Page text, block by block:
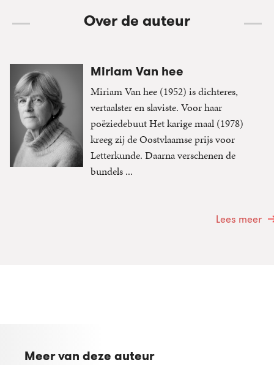
Over de auteur
Miriam Van hee
Miriam Van hee (1952) is dichteres,
vertaalster en slaviste. Voor haar
poëziedebuut Het karige maal (1978)
kreeg zij de Oostvlaamse prijs voor
Letterkunde. Daarna verschenen de
bundels ...
Lees meer
Meer van deze auteur